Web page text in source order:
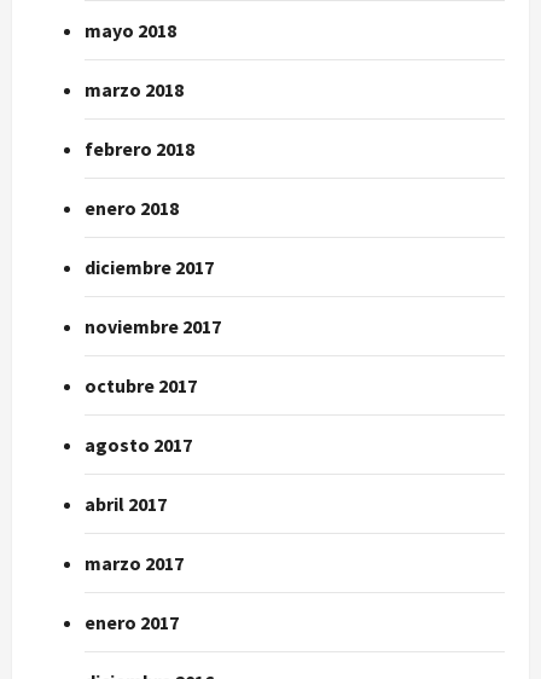
mayo 2018
marzo 2018
febrero 2018
enero 2018
diciembre 2017
noviembre 2017
octubre 2017
agosto 2017
abril 2017
marzo 2017
enero 2017